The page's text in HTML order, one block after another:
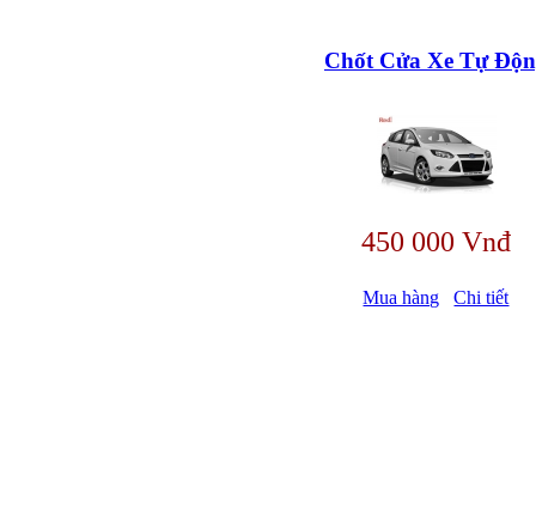
Chốt Cửa Xe Tự
450 000 Vnđ
Mua hàng Chi tiết